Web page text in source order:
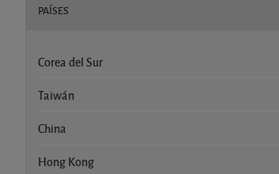
PAÍSES
Corea del Sur
Taiwán
China
Hong Kong